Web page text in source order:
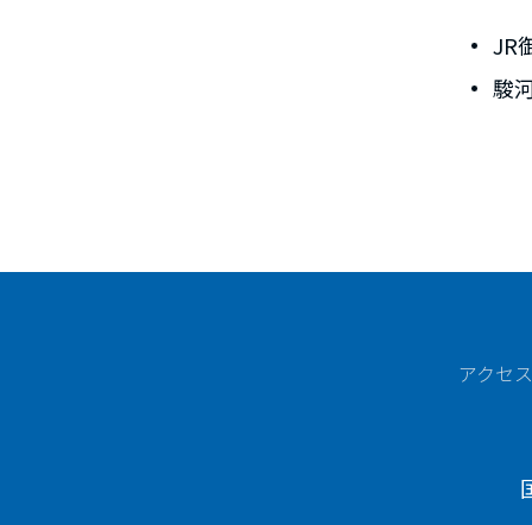
JR
駿
アクセ